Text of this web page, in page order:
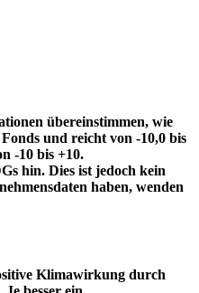
übereinstimmen, wie
und reicht von -10,0 bis
-10 bis +10.
hin. Dies ist jedoch kein
haben, wenden
Klimawirkung durch